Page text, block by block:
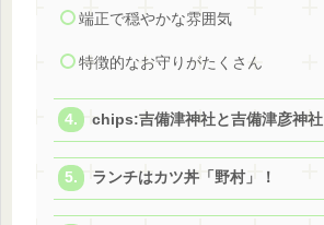
端正で穏やかな雰囲気
特徴的なお守りがたくさん
chips:吉備津神社と吉備津彦神社
ランチはカツ丼「野村」！